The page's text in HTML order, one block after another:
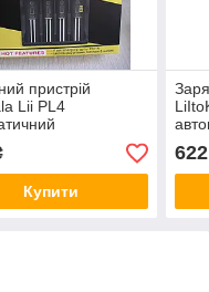
пристрій
Lii PL4
Купити
622